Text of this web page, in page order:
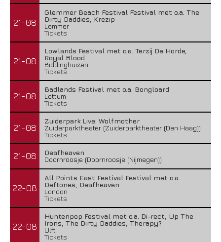
21-08
Glemmer Beach Festival Festival met o.a. The
Dirty Daddies, Krezip
Lemmer
Tickets
21-08
Lowlands Festival met o.a. Terzij De Horde,
Royal Blood
Biddinghuizen
Tickets
21-08
Badlands Festival met o.a. Bongloard
Lottum
Tickets
21-08
Zuiderpark Live: Wolfmother
Zuiderparktheater (Zuiderparktheater (Den Haag))
Tickets
21-08
Deafheaven
Doornroosje (Doornroosje (Nijmegen))
22-08
All Points East Festival Festival met o.a.
Deftones, Deafheaven
London
Tickets
22-08
Huntenpop Festival met o.a. Di-rect, Up The
Irons, The Dirty Daddies, Therapy?
Ulft
Tickets